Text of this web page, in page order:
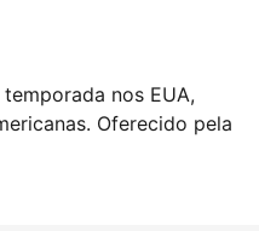
nos EUA,
Oferecido pela